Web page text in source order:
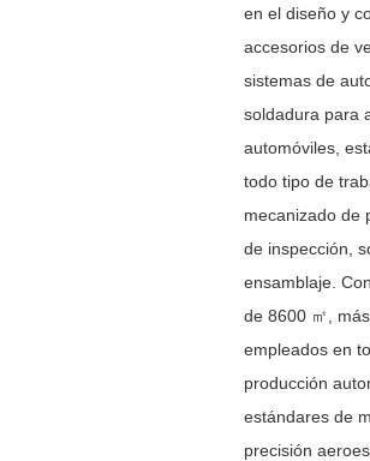
en el diseño y
accesorios de
sistemas de
soldadura para
automóviles,
todo tipo de
mecanizado de
de inspección,
ensamblaje.
de 8600 ㎡,
empleados en
producción
estándares de
precisión